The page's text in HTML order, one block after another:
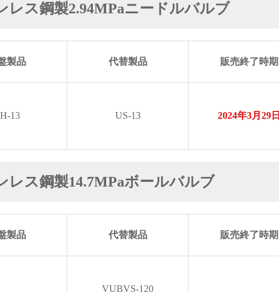
レス鋼製2.94MPaニードルバルブ
製品 代替製品 販売終了時期
13 US-13 2024年3月29日
レス鋼製14.7MPaボールバルブ
製品 代替製品 販売終了時期
VUBVS-120